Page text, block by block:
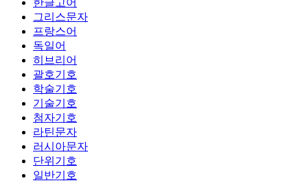
한글고어
그리스문자
프랑스어
독일어
히브리어
괄호기호
학술기호
기술기호
첨자기호
라틴문자
러시아문자
단위기호
일반기호